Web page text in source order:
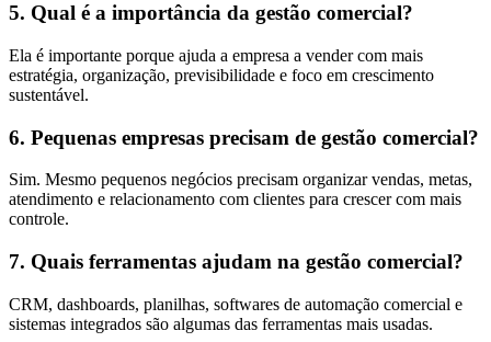
5. Qual é a importância da gestão comercial?
Ela é importante porque ajuda a empresa a vender com mais
estratégia, organização, previsibilidade e foco em crescimento
sustentável.
6. Pequenas empresas precisam de gestão comercial?
Sim. Mesmo pequenos negócios precisam organizar vendas, metas,
atendimento e relacionamento com clientes para crescer com mais
controle.
7. Quais ferramentas ajudam na gestão comercial?
CRM, dashboards, planilhas, softwares de automação comercial e
sistemas integrados são algumas das ferramentas mais usadas.